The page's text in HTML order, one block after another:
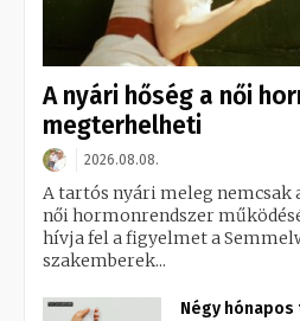
A nyári hőség a női
megterhelheti
2026.08.08.
A tartós nyári meleg nemcsak
női hormonrendszer
hívja fel a figyelmet a
szakemberek...
Négy